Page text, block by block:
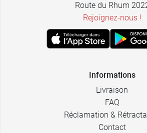
Route du Rhum
Rejoignez-nous !
Informations
Livraison
FAQ
Réclamation &
Contact